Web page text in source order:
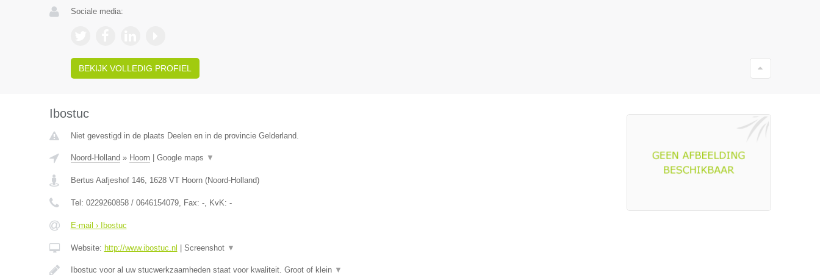
Sociale media:
BEKIJK VOLLEDIG PROFIEL
Ibostuc
Niet gevestigd in de plaats Deelen en in de provincie Gelderland.
Noord-Holland » Hoorn| Google maps ▼
Bertus Aafjeshof 146, 1628 VT Hoorn(Noord-Holland)
Tel: 0229260858 / 0646154079, Fax: -, KvK: -
E-mail › Ibostuc
Website: http://www.ibostuc.nl Screenshot ▼
Ibostuc voor al uw stucwerkzaamheden staat voor kwaliteit. Groot of klein ▼